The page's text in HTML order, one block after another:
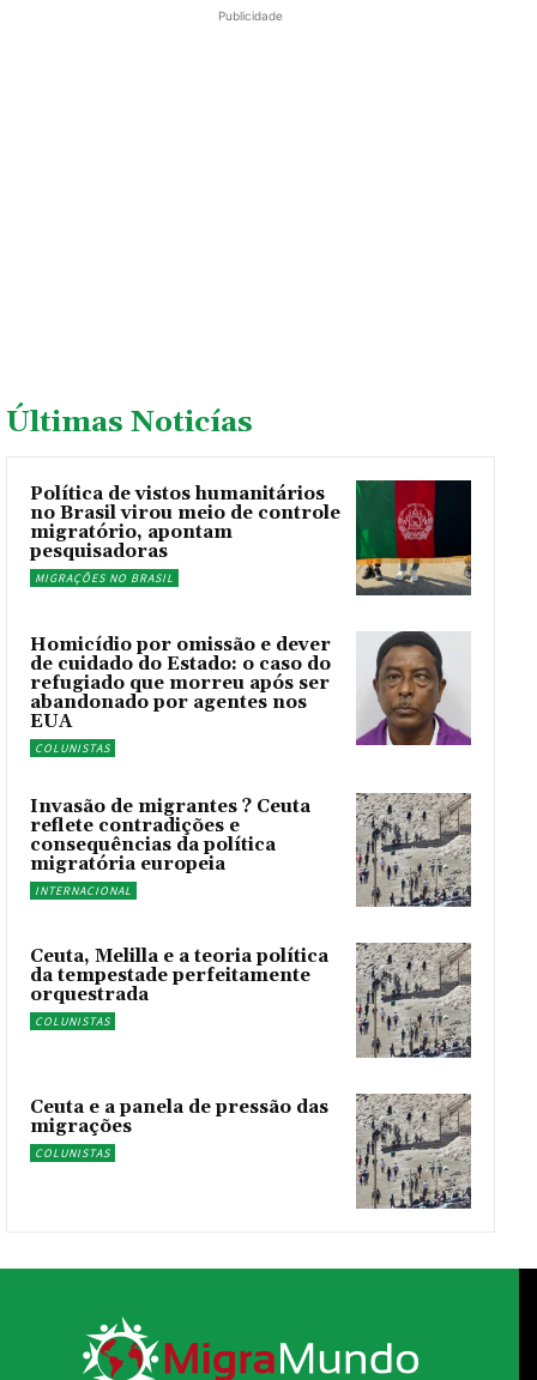
Publicidade
Últimas Noticías
Política de vistos humanitários
no Brasil virou meio de controle
migratório, apontam
pesquisadoras
MIGRAÇÕES NO BRASIL
Homicídio por omissão e dever
de cuidado do Estado: o caso do
refugiado que morreu após ser
abandonado por agentes nos
EUA
COLUNISTAS
Invasão de migrantes ? Ceuta
reflete contradições e
consequências da política
migratória europeia
INTERNACIONAL
Ceuta, Melilla e a teoria política
da tempestade perfeitamente
orquestrada
COLUNISTAS
Ceuta e a panela de pressão das
migrações
COLUNISTAS